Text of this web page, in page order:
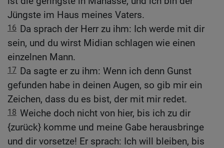
Jüngste im Haus meines Vaters.
16 Da sprach der Herr zu ihm: Ich werde mit dir
sein, und du wirst Midian schlagen wie einen
einzelnen Mann.
17 Da sagte er zu ihm: Wenn ich denn Gunst
gefunden habe in deinen Augen, so gib mir ein
Zeichen, dass du es bist, der mit mir redet.
18 Weiche doch nicht von hier, bis ich zu dir
{zurück} komme und meine Gabe herausbringe
und dir vorsetze! Er sprach: Ich will bleiben, bis